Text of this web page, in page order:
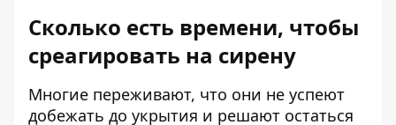
Сколько есть времени, чтобы
среагировать на сирену
Многие переживают, что они не успеют
добежать до укрытия и решают остаться